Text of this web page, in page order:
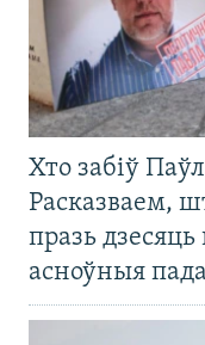
Хто забіў
Расказваем,
празь дзесяць
асноўныя